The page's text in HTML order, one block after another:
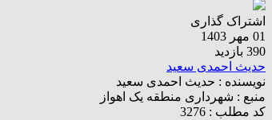
اشتراک گذاری
01 مهر 1403
390 بازدید
حدیث احمدی سعید
نویسنده : حدیث احمدی سعید
منبع : شهرداری منطقه یک اهواز
کد مطلب : 3276